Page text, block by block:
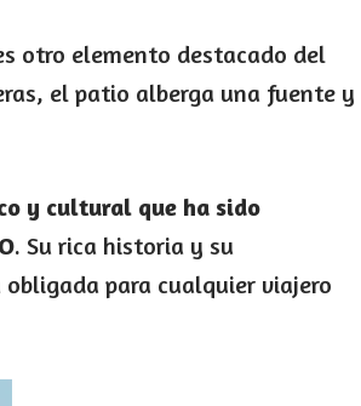
otro elemento destacado del
el patio alberga una fuente y
y cultural que ha sido
. Su rica historia y su
para cualquier viajero